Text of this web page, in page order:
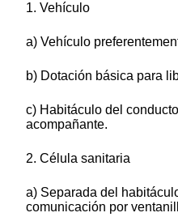
1. Vehículo
a) Vehículo
b) Dotación básica para
c) Habitáculo del
acompañante.
2. Célula sanitaria
a) Separada del
comunicación por